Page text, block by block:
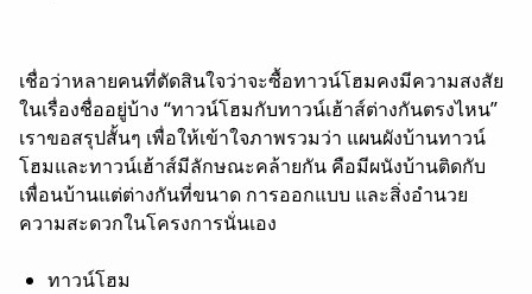
เชื่อว่าหลายคนที่ตัดสินใจว่าจะซื้อทาวน์โฮมคงมีความสงสัย
ในเรื่องชื่ออยู่บ้าง “ทาวน์โฮมกับทาวน์เฮ้าส์ต่างกันตรงไหน”
เราขอสรุปสั้นๆ เพื่อให้เข้าใจภาพรวมว่า แผนผังบ้านทาวน์
โฮมและทาวน์เฮ้าส์มีลักษณะคล้ายกัน คือมีผนังบ้านติดกับ
เพื่อนบ้านแต่ต่างกันที่ขนาด การออกแบบ และสิ่งอำนวย
ความสะดวกในโครงการนั่นเอง
ทาวน์โฮม